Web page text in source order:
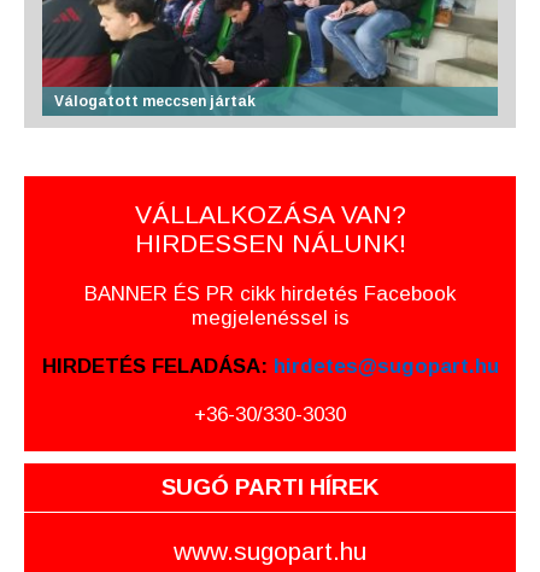
Válogatott meccsen jártak
VÁLLALKOZÁSA VAN?
HIRDESSEN NÁLUNK!
BANNER ÉS PR cikk hirdetés Facebook
megjelenéssel is
HIRDETÉS FELADÁSA: hirdetes@sugopart.hu
+36-30/330-3030
SUGÓ PARTI HÍREK
www.sugopart.hu